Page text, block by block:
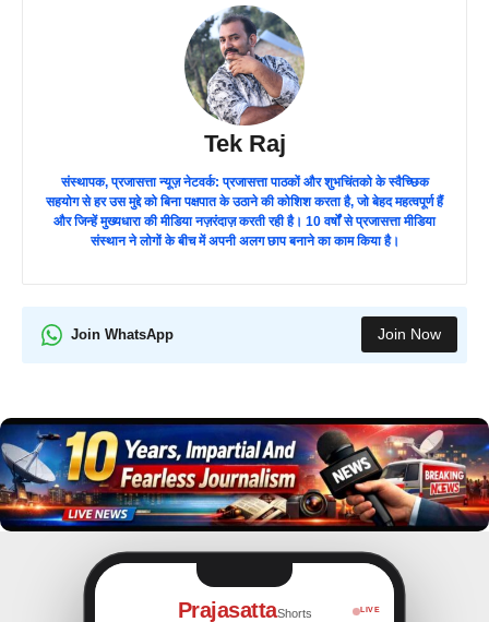
Tek Raj
संस्थापक, प्रजासत्ता न्यूज़ नेटवर्क: प्रजासत्ता पाठकों और शुभचिंतको के स्वैच्छिक
सहयोग से हर उस मुद्दे को बिना पक्षपात के उठाने की कोशिश करता है, जो बेहद महत्वपूर्ण हैं
और जिन्हें मुख्यधारा की मीडिया नज़रंदाज़ करती रही है। 10 वर्षों से प्रजासत्ता मीडिया
संस्थान ने लोगों के बीच में अपनी अलग छाप बनाने का काम किया है।
Join WhatsApp Join Now
PrajasattaShorts LIVE